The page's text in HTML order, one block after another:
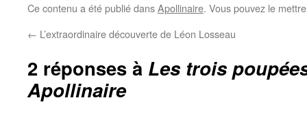
Ce contenu a été publié dansApollinaire. Vous pouvez le
← L’extraordinaire découverte de Léon Losseau
2 réponses à Les trois
Apollinaire